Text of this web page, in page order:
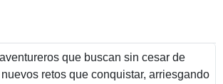
que buscan sin cesar de
retos que conquistar, arriesgando